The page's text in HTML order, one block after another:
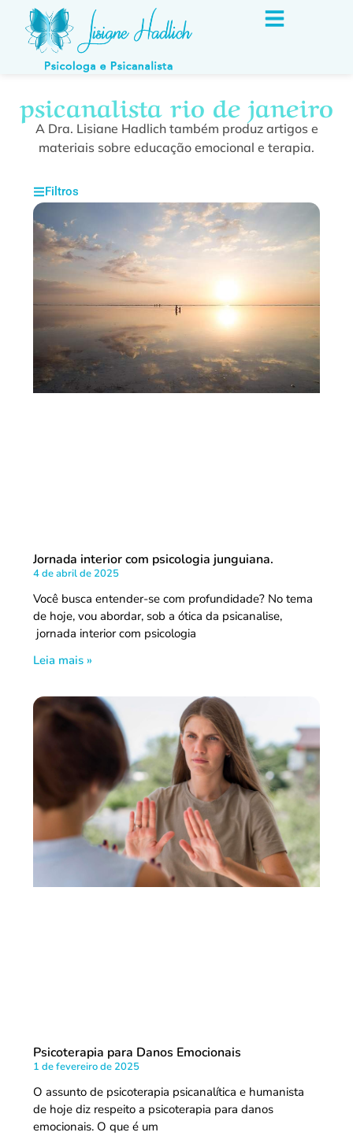
psicanalista rio de janeiro
A Dra. Lisiane Hadlich também produz artigos e
materiais sobre educação emocional e terapia.
Filtros
Jornada interior com psicologia junguiana.
4 de abril de 2025
Você busca entender-se com profundidade? No tema
de hoje, vou abordar, sob a ótica da psicanalise,
jornada interior com psicologia
Leia mais »
Psicoterapia para Danos Emocionais
1 de fevereiro de 2025
O assunto de psicoterapia psicanalítica e humanista
de hoje diz respeito a psicoterapia para danos
emocionais. O que é um